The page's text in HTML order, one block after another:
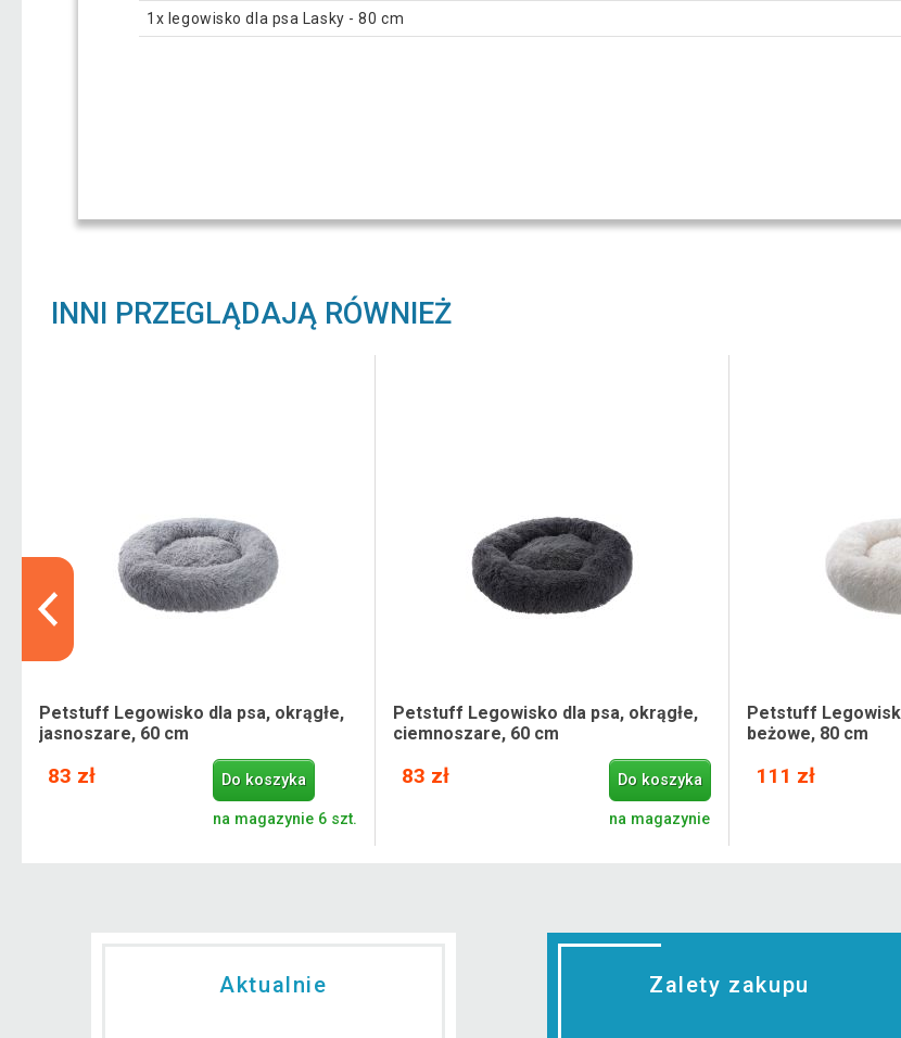
1x legowisko dla psa Lasky - 80 cm
INNI PRZEGLĄDAJĄ RÓWNIEŻ
Petstuff Legowisko dla psa, okrągłe,
jasnoszare, 60 cm
83 zł Do koszyka
na magazynie 6 szt.
Petstuff Legowisko dla psa, okrągłe,
ciemnoszare, 60 cm
83 zł Do koszyka
na magazynie
Petstuff
beżowe, 80 cm
111 zł
Aktualnie Zalety zakupu